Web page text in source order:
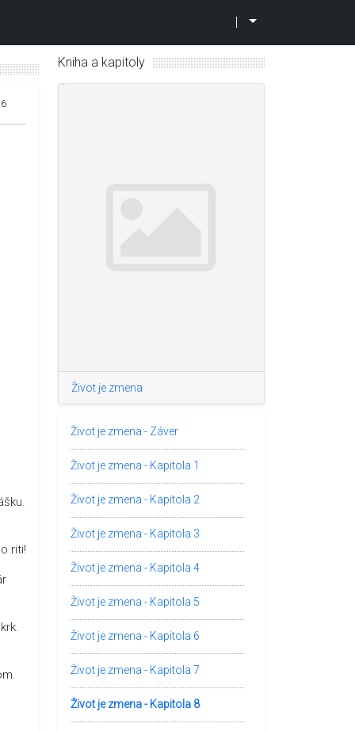
riti!
Kniha a kapitoly
Život je zmena
Život je zmena - Záver
Život je zmena - Kapitola 1
Život je zmena - Kapitola 2
Život je zmena - Kapitola 3
Život je zmena - Kapitola 4
Život je zmena - Kapitola 5
Život je zmena - Kapitola 6
Život je zmena - Kapitola 7
Život je zmena - Kapitola 8